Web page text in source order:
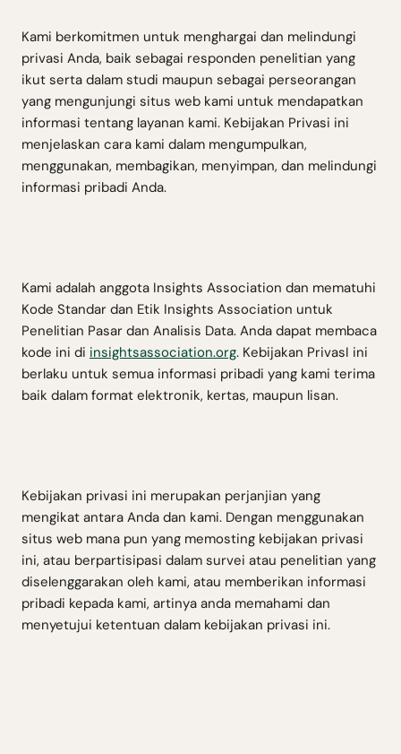
Kami berkomitmen untuk menghargai dan melindungi
privasi Anda, baik sebagai responden penelitian yang
ikut serta dalam studi maupun sebagai perseorangan
yang mengunjungi situs web kami untuk mendapatkan
informasi tentang layanan kami. Kebijakan Privasi ini
menjelaskan cara kami dalam mengumpulkan,
menggunakan, membagikan, menyimpan, dan melindungi
informasi pribadi Anda.
Kami adalah anggota Insights Association dan mematuhi
Kode Standar dan Etik Insights Association untuk
Penelitian Pasar dan Analisis Data. Anda dapat membaca
kode ini di insightsassociation.org. Kebijakan PrivasI ini
berlaku untuk semua informasi pribadi yang kami terima
baik dalam format elektronik, kertas, maupun lisan.
Kebijakan privasi ini merupakan perjanjian yang
mengikat antara Anda dan kami. Dengan menggunakan
situs web mana pun yang memosting kebijakan privasi
ini, atau berpartisipasi dalam survei atau penelitian yang
diselenggarakan oleh kami, atau memberikan informasi
pribadi kepada kami, artinya anda memahami dan
menyetujui ketentuan dalam kebijakan privasi ini.